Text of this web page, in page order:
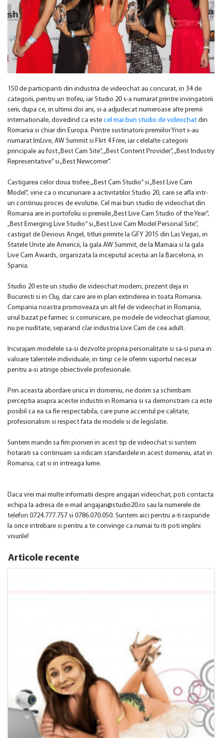
150 de participanti din industria de videochat au concurat, in 34 de
categorii, pentru un trofeu, iar Studio 20 s-a numarat printre invingatorii
serii, dupa ce, in ultimii doi ani, si-a adjudecat numeroase alte premii
internationale, dovedind ca este cel mai bun studio de videochat din
Romania si chiar din Europa. Printre sustinatorii premiilor Ynot s-au
numarat ImLive, AW Summit si Flirt 4 Free, iar celelalte categorii
principale au fost „Best Cam Site”, „Best Content Provider”, „Best Industry
Representative” si „Best Newcomer".
Castigarea celor doua trofee, „Best Cam Studio” si „Best Live Cam
Model”, vine ca o incununare a activitatilor Studio 20, care se afla intr-
un continuu proces de evolutie. Cel mai bun studio de videochat din
Romania are in portofoliu si premiile „Best Live Cam Studio of the Year”,
„Best Emerging Live Studio” si „Best Live Cam Model Personal Site”,
castigat de Devious Angel, titluri primite la GFY 2015 din Las Vegas, in
Statele Unite ale Americii, la gala AW Summit, de la Mamaia si la gala
Live Cam Awards, organizata la inceputul acestui an la Barcelona, in
Spania.
Studio 20 este un studio de videochat modern, prezent deja in
Bucuresti si in Cluj, dar care are in plan extinderea in toata Romania.
Compania noastra promoveaza un alt fel de videochat in Romania,
unul bazat pe farmec si comunicare, pe modele de videochat glamour,
nu pe nuditate, separand clar industria Live Cam de cea adult.
Incurajam modelele sa-si dezvolte propria personalitate si sa-si puna in
valoare talentele individuale, in timp ce le oferim suportul necesar
pentru a-si atinge obiectivele profesionale.
Prin aceasta abordare unica in domeniu, ne dorim sa schimbam
perceptia asupra acestei industrii in Romania si sa demonstram ca este
posibil ca ea sa fie respectabila, care pune accentul pe calitate,
profesionalism si respect fata de modele si de legislatie.
Suntem mandri sa fim pionieri in acest tip de videochat si suntem
hotarati sa continuam sa ridicam standardele in acest domeniu, atat in
Romania, cat si in intreaga lume.
Daca vrei mai multe informatii despre angajari videochat, poti contacta
echipa la adresa de e-mail angajari@studio20.ro sau la numerele de
telefon 0724.777.757 si 0786.070.050. Suntem aici pentru a-ti raspunde
la orice intrebare si pentru a te convinge ca numai tu iti poti implini
visurile!
Articole recente